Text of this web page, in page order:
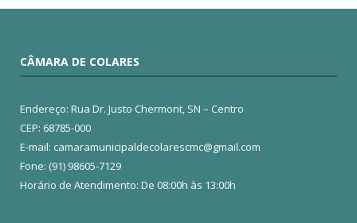
CÂMARA DE COLARES
Endereço: Rua Dr. Justo Chermont, SN – Centro
CEP: 68785-000
E-mail: camaramunicipaldecolarescmc@gmail.com
Fone: (91) 98605-7129
Horário de Atendimento: De 08:00h às 13:00h